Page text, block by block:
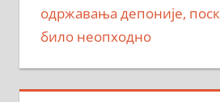
одржавања депоније,
било неопходно